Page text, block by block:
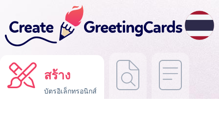
สร้าง
บัตรอิเล็กทรอนิกส์